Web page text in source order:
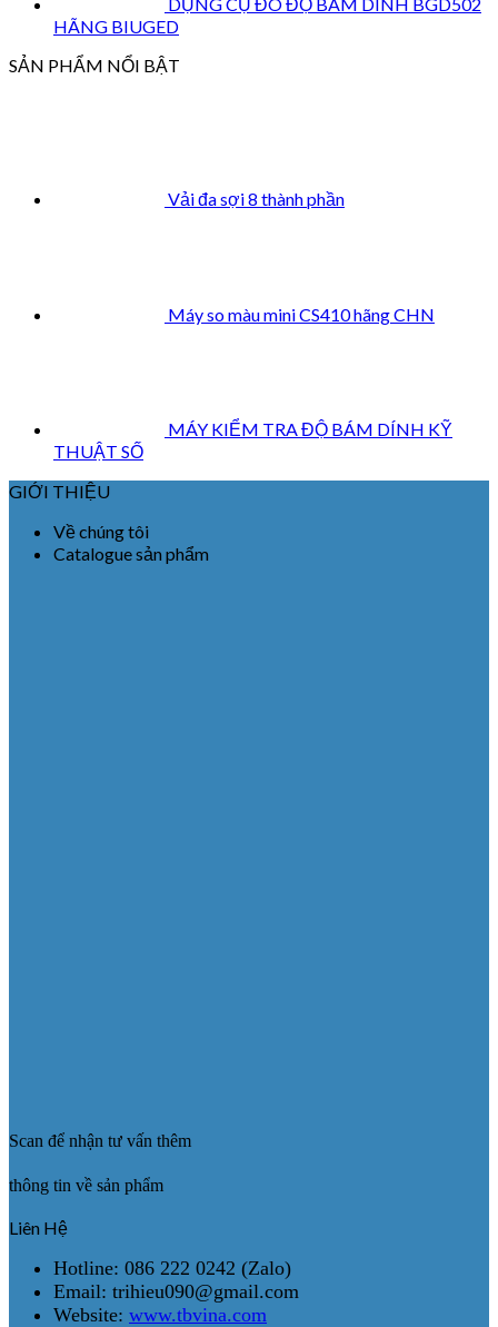
HÃNG BIUGED
SẢN PHẨM NỔI BẬT
Vải đa sợi 8 thành phần
Máy so màu mini CS410 hãng CHN
MÁY KIỂM TRA ĐỘ BÁM DÍNH KỸ
THUẬT SỐ
GIỚI THIỆU
Về chúng tôi
Catalogue sản phẩm
Scan để nhận tư vấn thêm
thông tin về sản phẩm
Liên Hệ
Hotline: 086 222 0242 (Zalo)
Email: trihieu090@gmail.com
Website: www.tbvina.com